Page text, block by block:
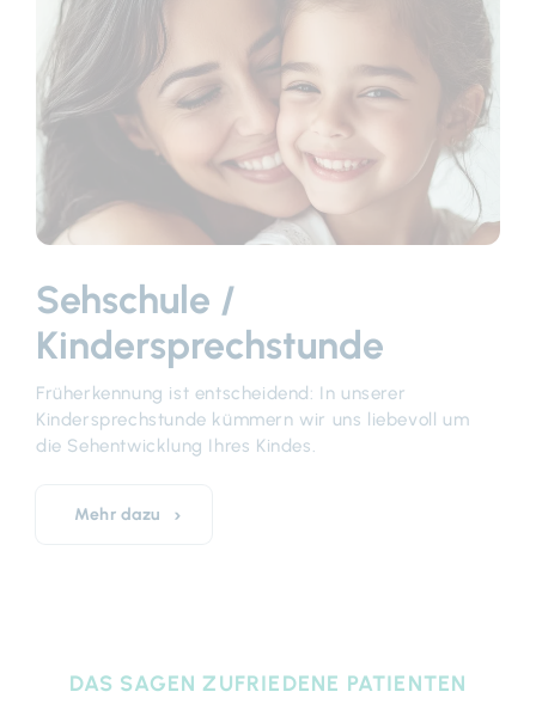
Sehschule /
Kindersprechstunde
Früherkennung ist entscheidend: In unserer
Kindersprechstunde kümmern wir uns liebevoll um
die Sehentwicklung Ihres Kindes.
Mehr dazu
DAS SAGEN ZUFRIEDENE PATIENTEN